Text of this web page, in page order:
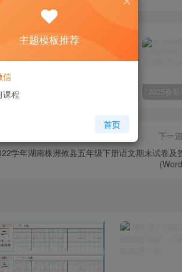
下一篇
学年湖南株洲攸县五年级下册语文期末试卷及
主题模板推荐
信
课程
首页